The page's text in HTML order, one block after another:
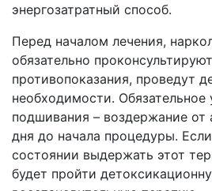
энергозатратный способ.
Перед началом лечения,
обязательно
противопоказания, проведут
необходимости. Обязательное
подшивания – воздержание
дня до начала процедуры.
состоянии выдержать этот
будет пройти